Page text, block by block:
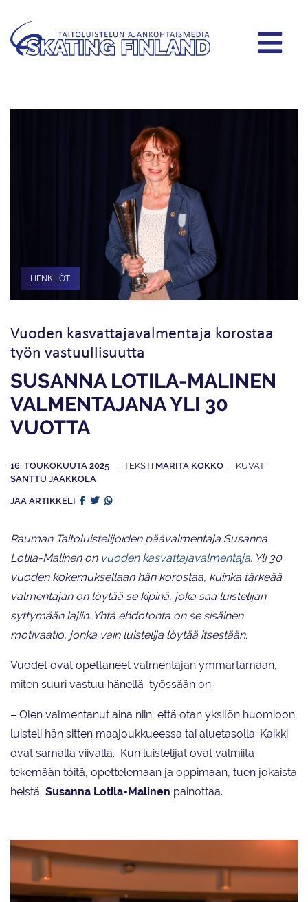
HENKILÖT
Vuoden kasvattajavalmentaja korostaa
työn vastuullisuutta
SUSANNA LOTILA-MALINEN
VALMENTAJANA YLI 30
VUOTTA
16. TOUKOKUUTA 2025
MARITA KOKKO
SANTTU JAAKKOLA
JAA ARTIKKELI
Rauman Taitoluistelijoiden päävalmentaja Susanna
Lotila-Malinen on vuoden kasvattajavalmentaja. Yli 30
vuoden kokemuksellaan hän korostaa, kuinka tärkeää
valmentajan on löytää se kipinä, joka saa luistelijan
syttymään lajiin. Yhtä ehdotonta on se sisäinen
motivaatio, jonka vain luistelija löytää itsestään.
Vuodet ovat opettaneet valmentajan ymmärtämään,
miten suuri vastuu hänellä työssään on.
– Olen valmentanut aina niin, että otan yksilön huomioon,
luisteli hän sitten maajoukkueessa tai aluetasolla. Kaikki
ovat samalla viivalla. Kun luistelijat ovat valmiita
tekemään töitä, opettelemaan ja oppimaan, tuen jokaista
heistä, Susanna Lotila-Malinen painottaa.